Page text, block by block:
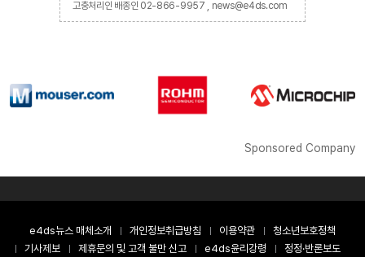
고충처리인 배종인 02-866-9957 , news@e4ds.com
Sponsored Company
e4ds뉴스 매체소개 개인정보취급방침 이용약관
청소년보호정책
기사제보
제휴문의 및 고객 불만 신고 e4ds윤리강령 정정·반론보도